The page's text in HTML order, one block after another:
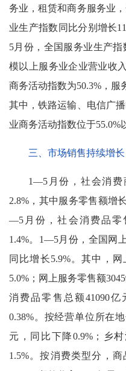
务业，租赁和商务服务业
业生产指数同比分别增长
5月份，全国服务业生产
模以上服务业企业营业收
商务活动指数为50.3%，服
其中，铁路运输、电信广
业商务活动指数位于55.0%
三、市场销售持续增
1—5月份，社会消费
2.8%，其中服务零售额增
—5月份，社会消费品零
1.4%。1—5月份，全国网
同比增长5.9%。其中，
5.0%；网上服务零售额
消费品零售总额41090亿
0.38%。按经营单位所在
元，同比下降0.9%；乡
1.5%。按消费类型分，